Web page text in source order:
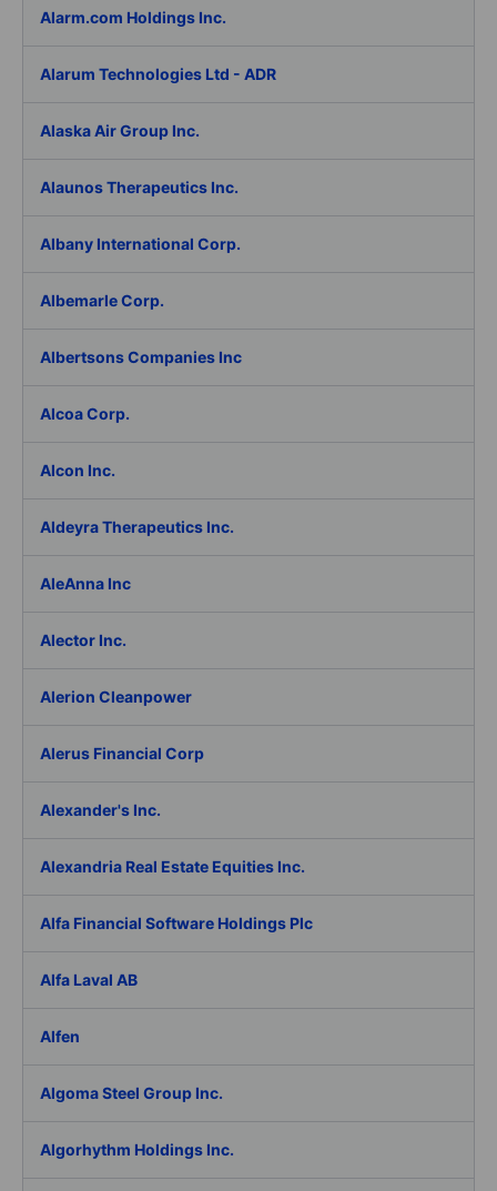
Alarm.com Holdings Inc.
Alarum Technologies Ltd - ADR
Alaska Air Group Inc.
Alaunos Therapeutics Inc.
Albany International Corp.
Albemarle Corp.
Albertsons Companies Inc
Alcoa Corp.
Alcon Inc.
Aldeyra Therapeutics Inc.
AleAnna Inc
Alector Inc.
Alerion Cleanpower
Alerus Financial Corp
Alexander's Inc.
Alexandria Real Estate Equities Inc.
Alfa Financial Software Holdings Plc
Alfa Laval AB
Alfen
Algoma Steel Group Inc.
Algorhythm Holdings Inc.